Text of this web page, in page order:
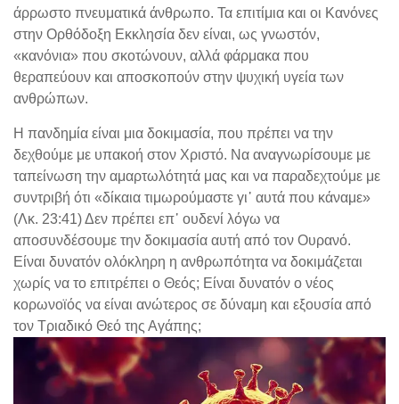
άρρωστο πνευματικά άνθρωπο. Τα επιτίμια και οι Κανόνες
στην Ορθόδοξη Εκκλησία δεν είναι, ως γνωστόν,
«κανόνια» που σκοτώνουν, αλλά φάρμακα που
θεραπεύουν και αποσκοπούν στην ψυχική υγεία των
ανθρώπων.
Η πανδημία είναι μια δοκιμασία, που πρέπει να την
δεχθούμε με υπακοή στον Χριστό. Να αναγνωρίσουμε με
ταπείνωση την αμαρτωλότητά μας και να παραδεχτούμε με
συντριβή ότι «δίκαια τιμωρούμαστε γι᾽ αυτά που κάναμε»
(Λκ. 23:41) Δεν πρέπει επ᾽ ουδενί λόγω να
αποσυνδέσουμε την δοκιμασία αυτή από τον Ουρανό.
Είναι δυνατόν ολόκληρη η ανθρωπότητα να δοκιμάζεται
χωρίς να το επιτρέπει ο Θεός; Είναι δυνατόν ο νέος
κορωνοϊός να είναι ανώτερος σε δύναμη και εξουσία από
τον Τριαδικό Θεό της Αγάπης;